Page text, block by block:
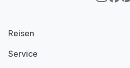
Reisen
Service